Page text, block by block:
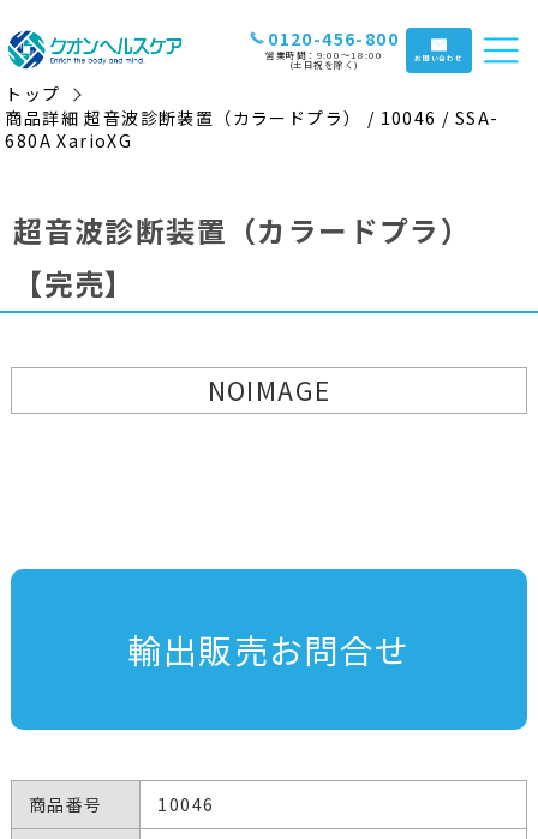
0120-456-800
営業時間：9:00〜18:00
(土日祝を除く) お問い合わせ
トップ
商品詳細 超音波診断装置（カラードプラ） / 10046 / SSA-
680A XarioXG
超音波診断装置（カラードプラ）
【完売】
NOIMAGE
輸出販売お問合せ
商品番号
10046